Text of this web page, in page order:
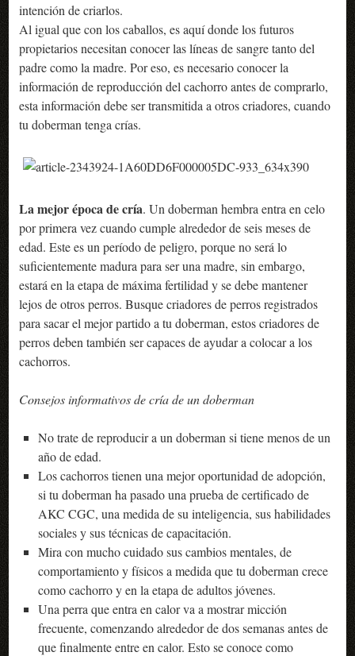
intención de criarlos.
Al igual que con los caballos, es aquí donde los futuros
propietarios necesitan conocer las líneas de sangre tanto del
padre como la madre. Por eso, es necesario conocer la
información de reproducción del cachorro antes de comprarlo,
esta información debe ser transmitida a otros criadores, cuando
tu doberman tenga crías.
La mejor época de cría. Un doberman hembra entra en celo
por primera vez cuando cumple alrededor de seis meses de
edad. Este es un período de peligro, porque no será lo
suficientemente madura para ser una madre, sin embargo,
estará en la etapa de máxima fertilidad y se debe mantener
lejos de otros perros. Busque criadores de perros registrados
para sacar el mejor partido a tu doberman, estos criadores de
perros deben también ser capaces de ayudar a colocar a los
cachorros.
Consejos informativos de cría de un doberman
No trate de reproducir a un doberman si tiene menos de un
año de edad.
Los cachorros tienen una mejor oportunidad de adopción,
si tu doberman ha pasado una prueba de certificado de
AKC CGC, una medida de su inteligencia, sus habilidades
sociales y sus técnicas de capacitación.
Mira con mucho cuidado sus cambios mentales, de
comportamiento y físicos a medida que tu doberman crece
como cachorro y en la etapa de adultos jóvenes.
Una perra que entra en calor va a mostrar micción
frecuente, comenzando alrededor de dos semanas antes de
que finalmente entre en calor. Esto se conoce como